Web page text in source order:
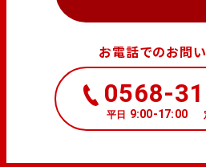
お電話でのお問
0568-
平日 9:00-17:00